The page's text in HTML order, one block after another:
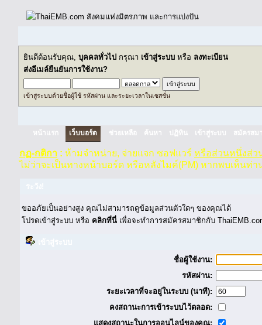
ยินดีต้อนรับคุณ, บุคคลทั่วไป กรุณา เข้าสู่ระบบ หรือ ลงทะเบียน
ส่งอีเมล์ยืนยันการใช้งาน?
เข้าสู่ระบบด้วยชื่อผู้ใช้ รหัสผ่าน และระยะเวลาในเซสชั่น
หน้าแรก เว็บบอร์ด ช่วยเหลือ ค้นหา ปฏิทิน เข้าสู่ระบบ สมัครสม
กฏ-กติกา : ห้ามจำหน่าย, จ่ายแจก ซอฟแวร์ หรือส่วนหนึ่งส่ว
ไม่ว่าจะเป็นทางหน้าบอร์ด หรือหลังไมค์(PM) หากพบเห็นท่า
ขออภัยเป็นอย่างสูง คุณไม่สามารถดูข้อมูลส่วนตัวใดๆ ของคุณได้
โปรดเข้าสู่ระบบ หรือ คลิกที่นี่ เพื่อจะทำการสมัครสมาชิกกับ
ชื่อผู้ใช้งาน:
รหัสผ่าน:
ระยะเวลาที่จะอยู่ในระบบ (นาที):
คงสถานะการเข้าระบบไว้ตลอด:
แสดงสถานะในการออนไลน์ของคุณ: